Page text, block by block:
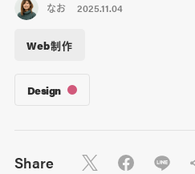
なお 2025.11.04
Web制作
Design
Share